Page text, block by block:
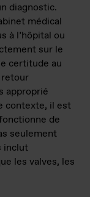
diagnostic.
médical
à l’hôpital ou
sur le
certitude au
approprié
contexte, il est
de
seulement
inclut
les valves, les